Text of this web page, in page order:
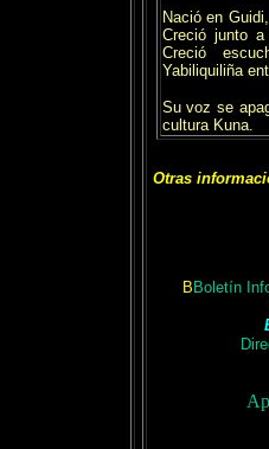
Nació en
Creció junto
Creció
Yabiliquiliña
Su voz se
cultura Kuna.
Otras
B Boletín